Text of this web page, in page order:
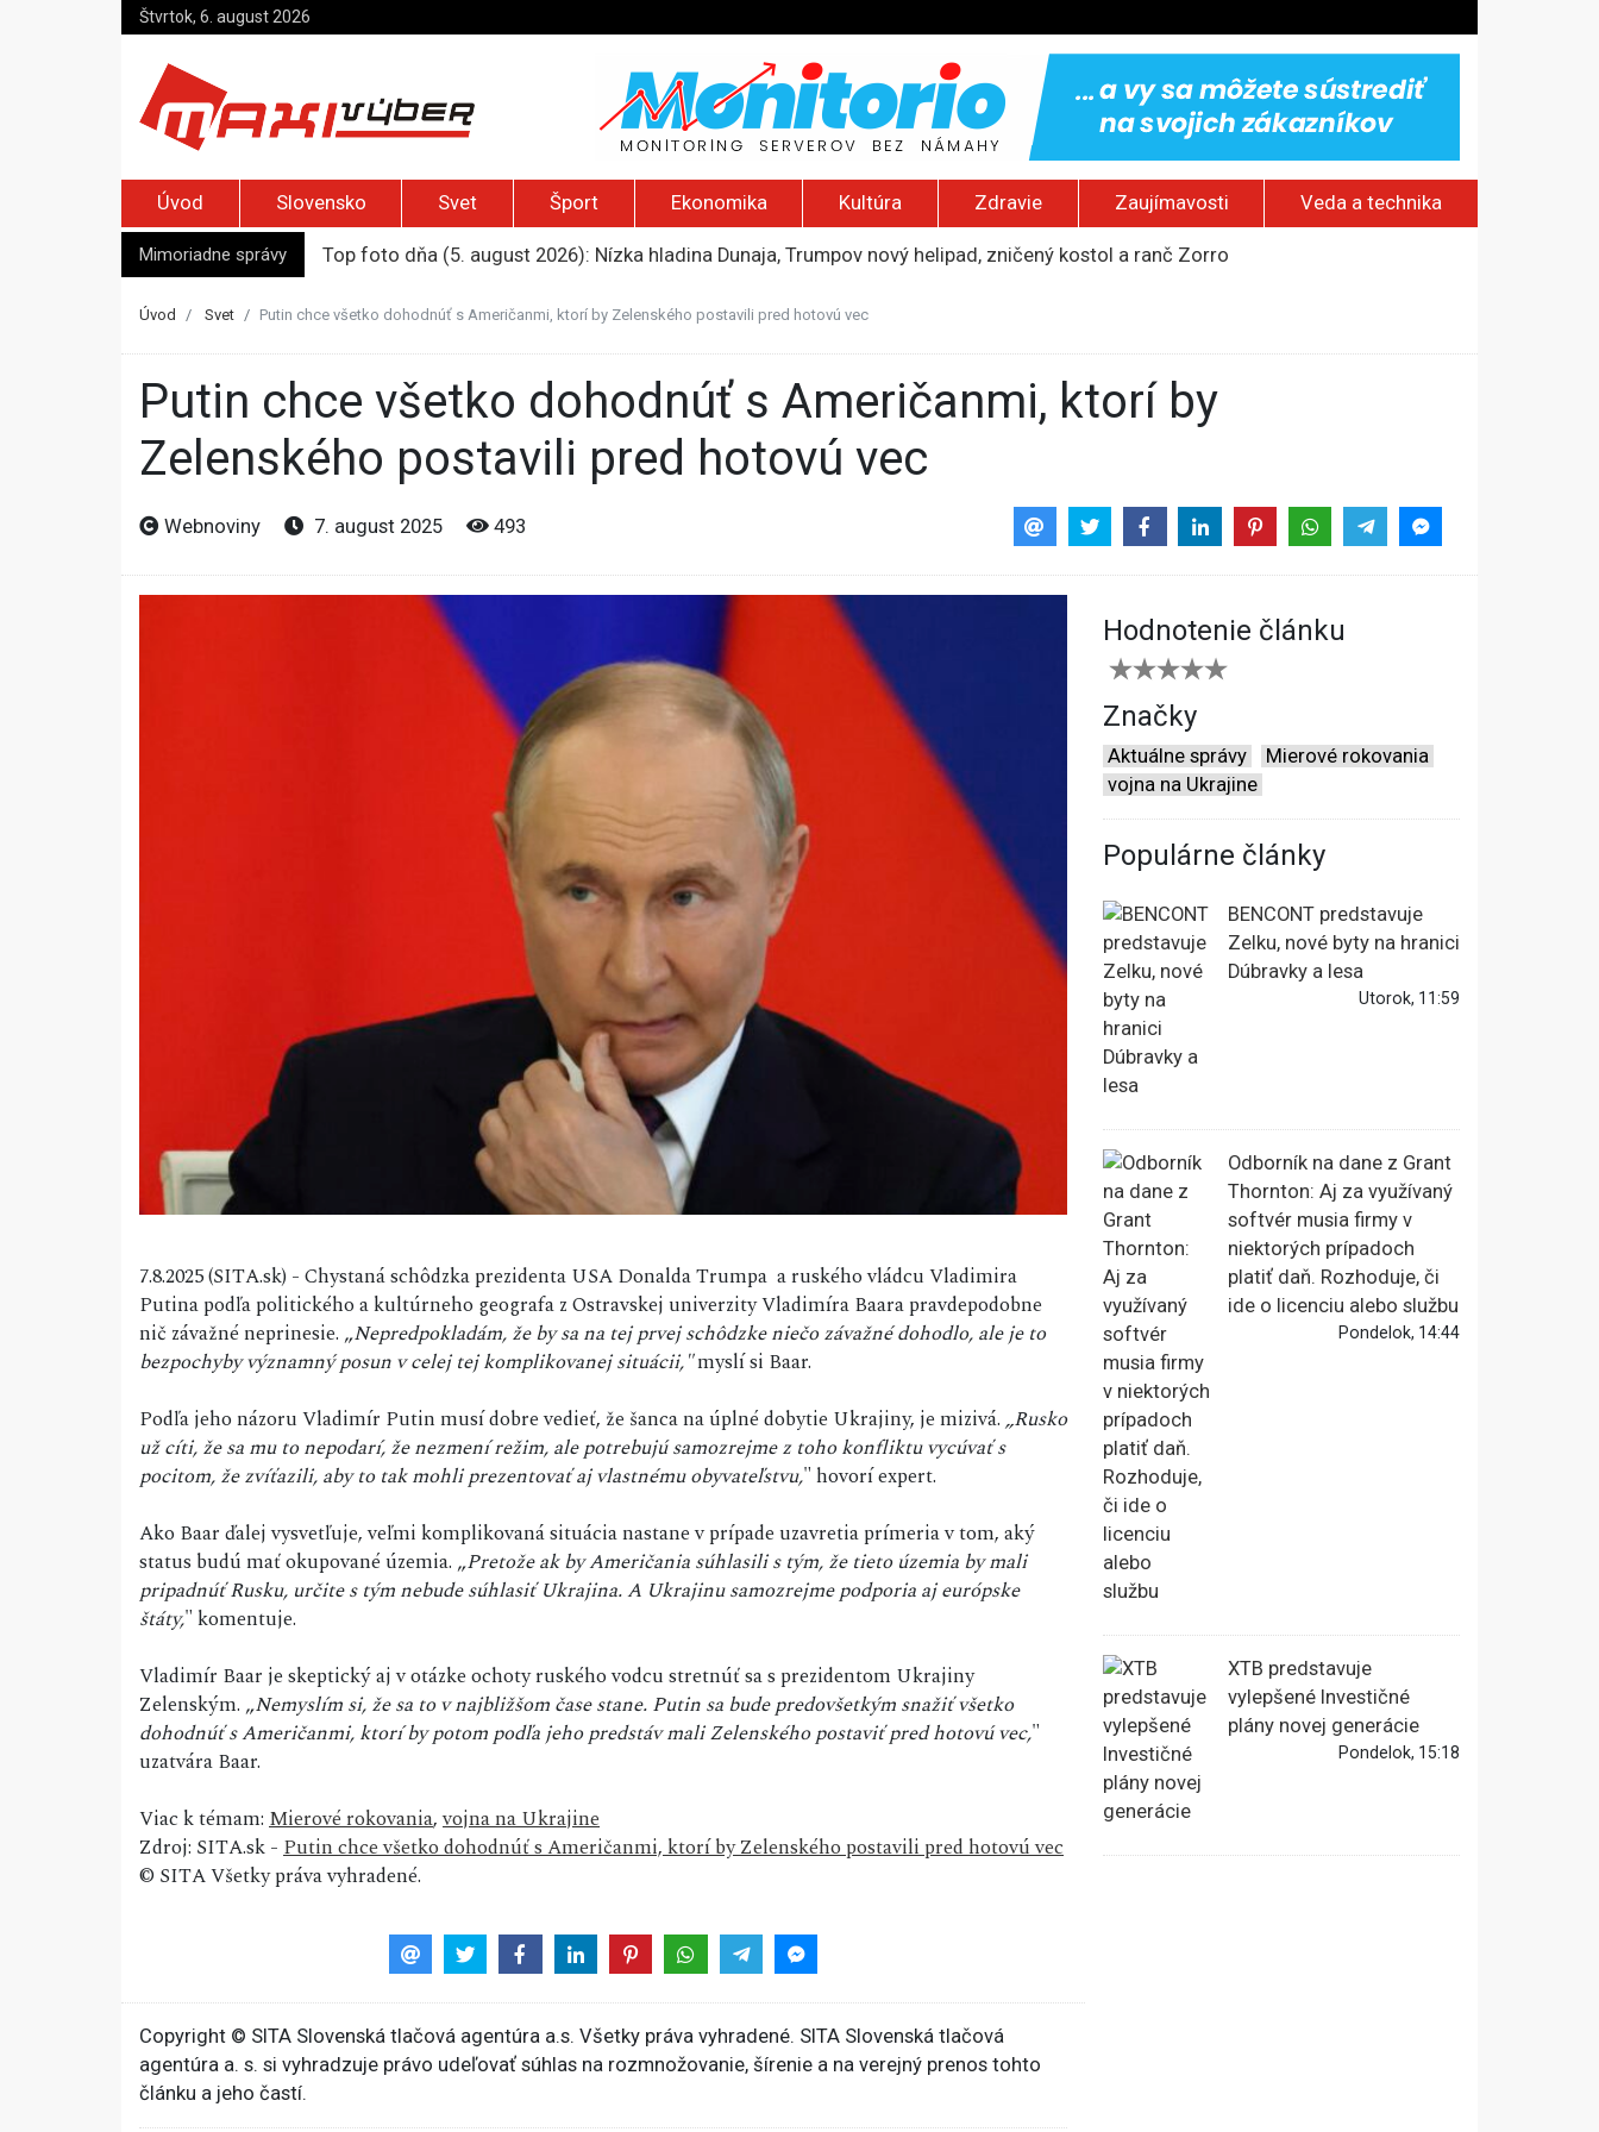
Štvrtok, 6. august 2026
Úvod Slovensko Svet Šport Ekonomika Kultúra Zdravie Zaujímavosti Veda a technika
Mimoriadne správy
Top foto dňa (5. august 2026): Nízka hladina Dunaja, Trumpov nový helipad, zničený kostol a ranč Zorro
Syn zmrazil otca, aby mohol poberať jeho dôchodok
Úvod Svet Putin chce všetko dohodnúť s Američanmi, ktorí by Zelenského postavili pred hotovú vec
Putin chce všetko dohodnúť s Američanmi, ktorí by
Zelenského postavili pred hotovú vec
Webnoviny 7. august 2025 493
7.8.2025 (SITA.sk) - Chystaná schôdzka prezidenta USA Donalda Trumpa a ruského vládcu Vladimira
Putina podľa politického a kultúrneho geografa z Ostravskej univerzity Vladimíra Baara pravdepodobne
nič závažné neprinesie. „Nepredpokladám, že by sa na tej prvej schôdzke niečo závažné dohodlo, ale je to
bezpochyby významný posun v celej tej komplikovanej situácii,"myslí si Baar.
Podľa jeho názoru Vladimír Putin musí dobre vedieť, že šanca na úplné dobytie Ukrajiny, je mizivá.„Rusko
už cíti, že sa mu to nepodarí, že nezmení režim, ale potrebujú samozrejme z toho konfliktu vycúvať s
pocitom, že zvíťazili, aby to tak mohli prezentovať aj vlastnému obyvateľstvu," hovorí expert.
Ako Baar ďalej vysvetľuje, veľmi komplikovaná situácia nastane v prípade uzavretia prímeria v tom, aký
status budú mať okupované územia. „Pretože ak by Američania súhlasili s tým, že tieto územia by mali
pripadnúť Rusku, určite s tým nebude súhlasiť Ukrajina. A Ukrajinu samozrejme podporia aj európske
štáty," komentuje.
Vladimír Baar je skeptický aj v otázke ochoty ruského vodcu stretnúť sa s prezidentom Ukrajiny
Zelenským. „Nemyslím si, že sa to v najbližšom čase stane. Putin sa bude predovšetkým snažiť všetko
dohodnúť s Američanmi, ktorí by potom podľa jeho predstáv mali Zelenského postaviť pred hotovú vec,"
uzatvára Baar.
Viac k témam:Mierové rokovania,vojna na Ukrajine
Zdroj: SITA.sk -Putin chce všetko dohodnúť s Američanmi, ktorí by Zelenského postavili pred hotovú vec
© SITA Všetky práva vyhradené.
Hodnotenie článku
Značky
Aktuálne správy
Mierové rokovania
vojna na Ukrajine
Populárne články
BENCONT predstavuje
Zelku, nové byty na hranici
Dúbravky a lesa
Utorok, 11:59
Odborník na dane z Grant
Thornton: Aj za využívaný
softvér musia firmy v
niektorých prípadoch
platiť daň. Rozhoduje, či
ide o licenciu alebo službu
Pondelok, 14:44
XTB predstavuje
vylepšené Investičné
plány novej generácie
Pondelok, 15:18
Copyright © SITA Slovenská tlačová agentúra a.s. Všetky práva vyhradené. SITA Slovenská tlačová
agentúra a. s. si vyhradzuje právo udeľovať súhlas na rozmnožovanie, šírenie a na verejný prenos tohto
článku a jeho častí.